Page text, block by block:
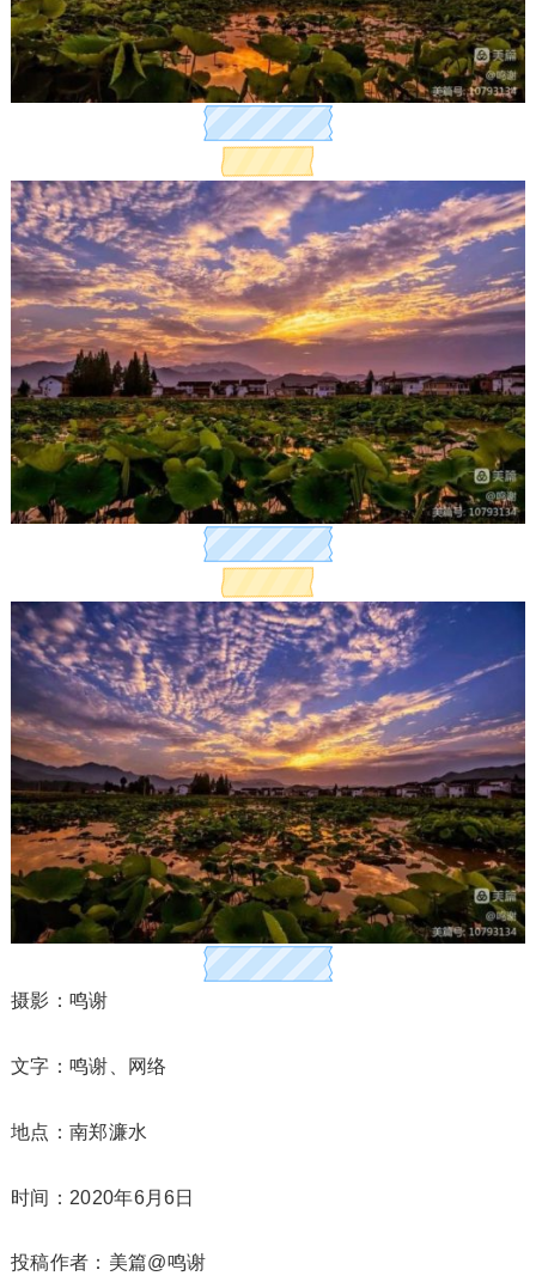
摄影：鸣谢
文字：鸣谢、网络
地点：南郑濂水
时间：2020年6月6日
投稿作者：美篇@鸣谢